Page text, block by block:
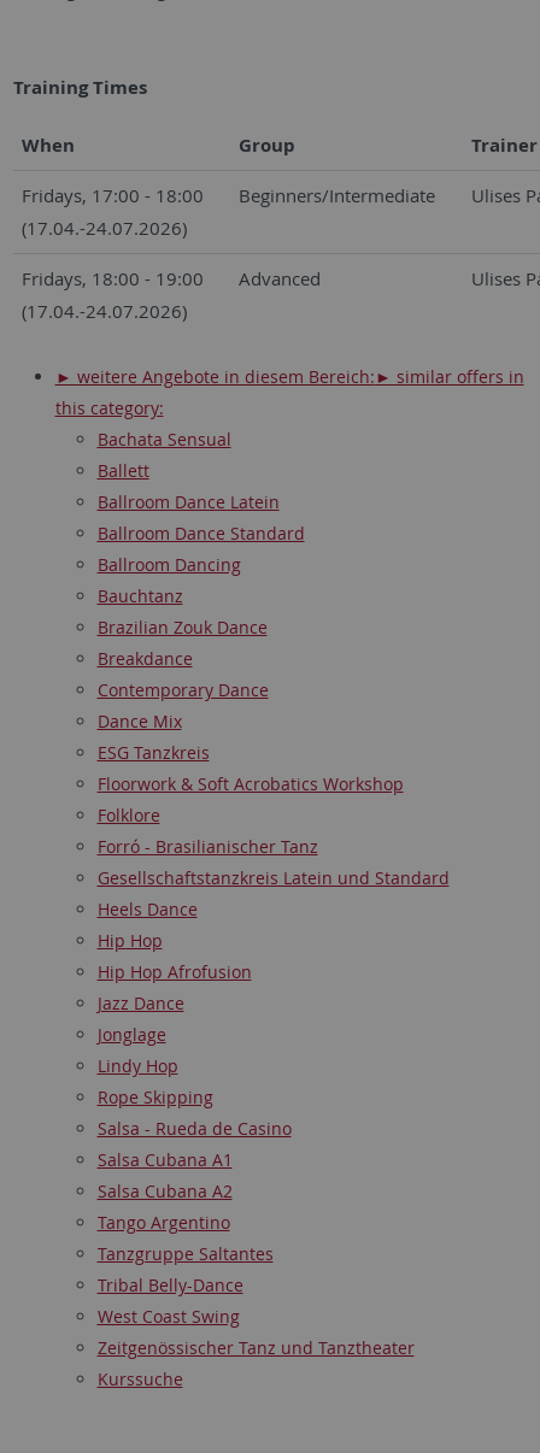
Training Times
When Group Trainer
Fridays, 17:00 - 18:00
(17.04.-24.07.2026)
Beginners/Intermediate Ulises
Fridays, 18:00 - 19:00
(17.04.-24.07.2026)
Advanced Ulises
► weitere Angebote in diesem Bereich:► similar offers in
this category:
Bachata Sensual
Ballett
Ballroom Dance Latein
Ballroom Dance Standard
Ballroom Dancing
Bauchtanz
Brazilian Zouk Dance
Breakdance
Contemporary Dance
Dance Mix
ESG Tanzkreis
Floorwork & Soft Acrobatics Workshop
Folklore
Forró - Brasilianischer Tanz
Gesellschaftstanzkreis Latein und Standard
Heels Dance
Hip Hop
Hip Hop Afrofusion
Jazz Dance
Jonglage
Lindy Hop
Rope Skipping
Salsa - Rueda de Casino
Salsa Cubana A1
Salsa Cubana A2
Tango Argentino
Tanzgruppe Saltantes
Tribal Belly-Dance
West Coast Swing
Zeitgenössischer Tanz und Tanztheater
Kurssuche